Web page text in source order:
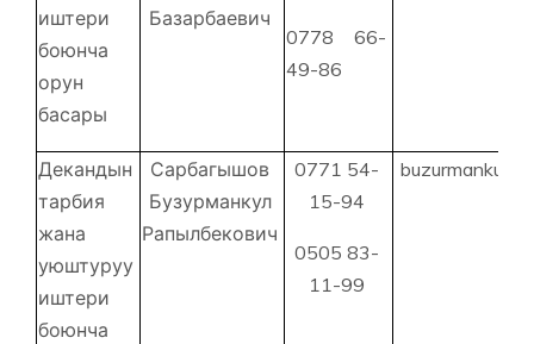
иштери
боюнча
орун
басары
Базарбаевич
0778 66-
49-86
Декандын
тарбия
жана
уюштуруу
иштери
боюнча
Сарбагышов
Бузурманкул
Рапылбекович
0771 54-
15-94
0505 83-
11-99